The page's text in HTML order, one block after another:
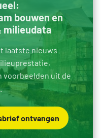
bouwen en
milieudata
laatste nieuws
voorbeelden uit de
ontvangen